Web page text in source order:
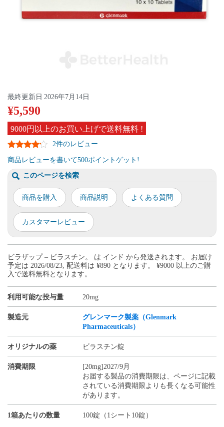
¥5,590
9000円以上のお買い上げで送料無料 !
最終更新日 2026年7月14日
2件のレビュー
商品レビューを書いて500ポイントゲット!
このページを検索
商品を購入 商品説明 よくある質問
カスタマーレビュー
ビラザップ – ビラスチン。 は インド から発送されます。 お届け
予定は 2026/08/23, 配送料は ¥890 となります。 ¥9000 以上のご購
入で送料無料となります。
利用可能な投与量 20mg
製造元
グレンマーク製薬（Glenmark
Pharmaceuticals）
オリジナルの薬 ビラスチン錠
消費期限
[20mg]2027/9月
お届する製品の消費期限は、ページに記載
されている消費期限よりも長くなる可能性
があります。
1箱あたりの数量 100錠（1シート10錠）